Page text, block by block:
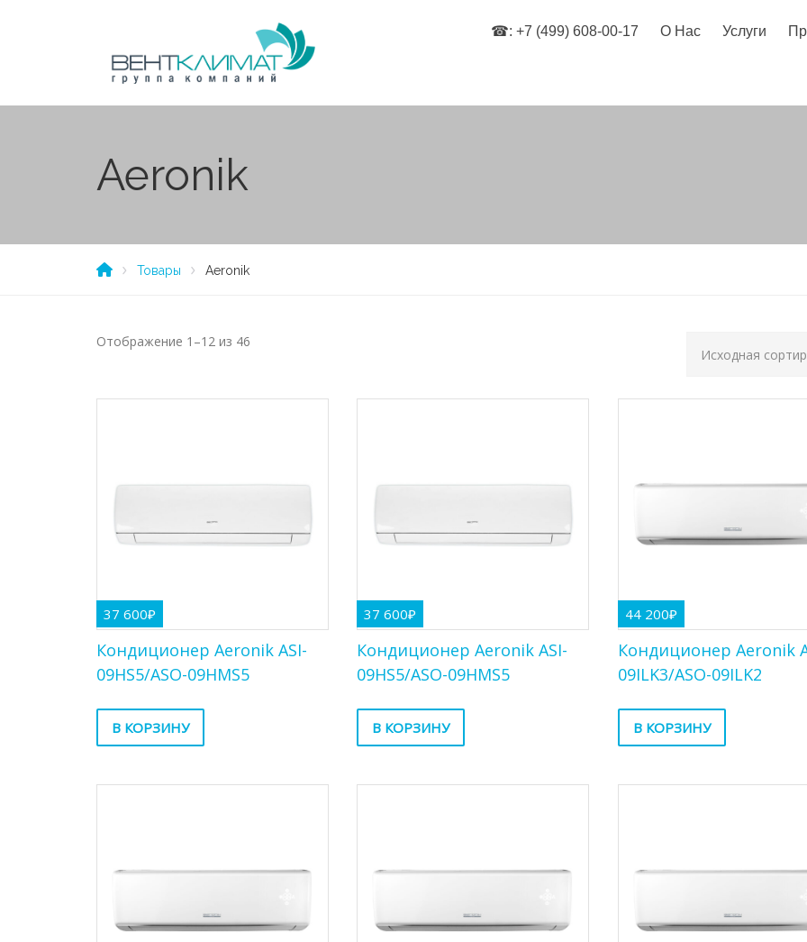
☎: +7 (499) 608-00-17 О Нас Услуги
Aeronik
Товары Aeronik
Отображение 1–12 из 46
37 600₽
Кондиционер Aeronik ASI-
09HS5/ASO-09HMS5
В КОРЗИНУ
37 600₽
Кондиционер Aeronik ASI-
09HS5/ASO-09HMS5
В КОРЗИНУ
44 200₽
Кондиционер Aeronik
09ILK3/ASO-09ILK2
В КОРЗИНУ